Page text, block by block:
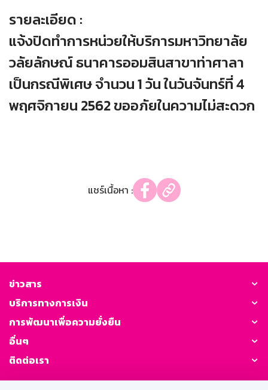
รายละเอียด :
แจ้งปิดทำการหน่วยให้บริการมหาวิทยาลัย
วลัยลักษณ์ ธนาคารออมสินสาขาท่าศาลา
เป็นกรณีพิเศษ จำนวน 1 วัน ในวันจันทร์ที่ 4
พฤศจิกายน 2562 ขออภัยในความไม่สะดวก
แชร์เนื้อหา :
ข่าวสาร
บริการทางการเงิน
การพัฒนาเพื่อความยั่งยืน
อื่นๆ
ติดต่อเรา